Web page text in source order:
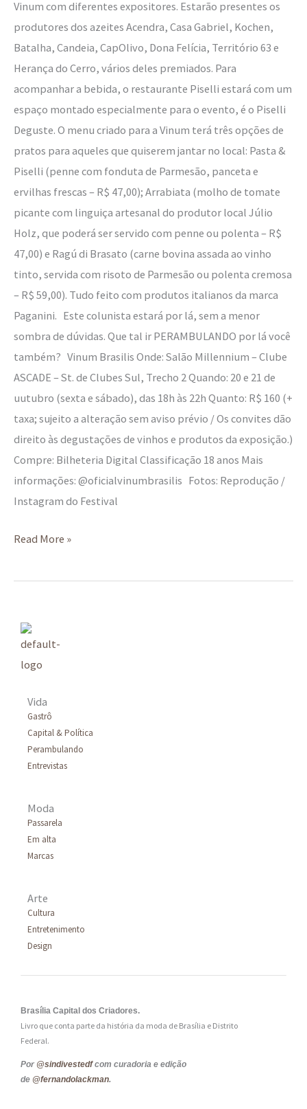
Vinum com diferentes expositores. Estarão presentes os
produtores dos azeites Acendra, Casa Gabriel, Kochen,
Batalha, Candeia, CapOlivo, Dona Felícia, Território 63 e
Herança do Cerro, vários deles premiados. Para
acompanhar a bebida, o restaurante Piselli estará com um
espaço montado especialmente para o evento, é o Piselli
Deguste. O menu criado para a Vinum terá três opções de
pratos para aqueles que quiserem jantar no local: Pasta &
Piselli (penne com fonduta de Parmesão, panceta e
ervilhas frescas – R$ 47,00); Arrabiata (molho de tomate
picante com linguiça artesanal do produtor local Júlio
Holz, que poderá ser servido com penne ou polenta – R$
47,00) e Ragú di Brasato (carne bovina assada ao vinho
tinto, servida com risoto de Parmesão ou polenta cremosa
– R$ 59,00). Tudo feito com produtos italianos da marca
Paganini. Este colunista estará por lá, sem a menor
sombra de dúvidas. Que tal ir PERAMBULANDO por lá você
também? Vinum Brasilis Onde: Salão Millennium – Clube
ASCADE – St. de Clubes Sul, Trecho 2 Quando: 20 e 21 de
uutubro (sexta e sábado), das 18h às 22h Quanto: R$ 160 (+
taxa; sujeito a alteração sem aviso prévio / Os convites dão
direito às degustações de vinhos e produtos da exposição.)
Compre: Bilheteria Digital Classificação 18 anos Mais
informações: @oficialvinumbrasilis Fotos: Reprodução /
Instagram do Festival
Read More »
Vida
Gastrô
Capital & Política
Perambulando
Entrevistas
Moda
Passarela
Em alta
Marcas
Arte
Cultura
Entretenimento
Design
Brasília Capital dos Criadores.
Livro que conta parte da história da moda de Brasília e Distrito
Federal.
Por @sindivestedfcom curadoria e edição
de @fernandolackman.